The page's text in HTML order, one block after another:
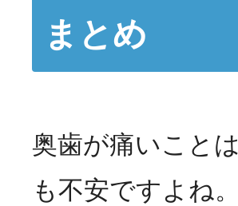
まとめ
奥歯が痛いこと
も不安ですよね